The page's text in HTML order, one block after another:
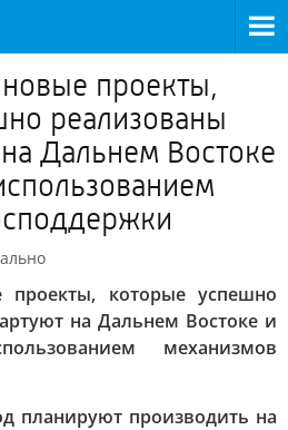
проекты,
реализованы
Дальнем Востоке
проекты, которые успешно
на Дальнем Востоке и
механизмов
планируют производить на